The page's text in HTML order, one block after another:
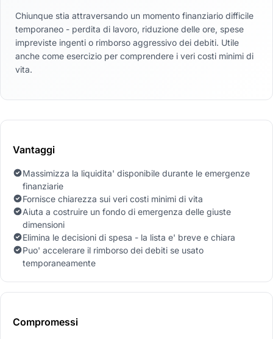
Chiunque stia attraversando un momento finanziario difficile
temporaneo - perdita di lavoro, riduzione delle ore, spese
impreviste ingenti o rimborso aggressivo dei debiti. Utile
anche come esercizio per comprendere i veri costi minimi di
vita.
Vantaggi
Massimizza la liquidita' disponibile durante le emergenze
finanziarie
Fornisce chiarezza sui veri costi minimi di vita
Aiuta a costruire un fondo di emergenza delle giuste
dimensioni
Elimina le decisioni di spesa - la lista e' breve e chiara
Puo' accelerare il rimborso dei debiti se usato
temporaneamente
Compromessi